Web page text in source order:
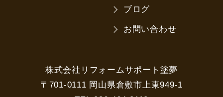
ブログ
お問い合わせ
株式会社リフォームサポート塗夢
〒701-0111 岡山県倉敷市上東949-1